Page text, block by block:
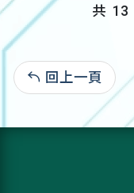
共 13
回上一頁